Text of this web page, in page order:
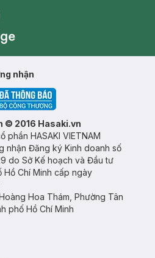
nhận
© 2016 Hasaki.vn
phần HASAKI VIETNAM
nhận Đăng ký Kinh doanh số
do Sở Kế hoạch và Đầu tư
Hồ Chí Minh cấp ngày
Hoa Thám, Phường Tân
phố Hồ Chí Minh